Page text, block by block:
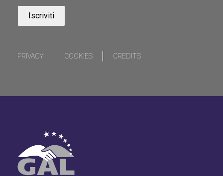
PRIVACY COOKIES CREDITS